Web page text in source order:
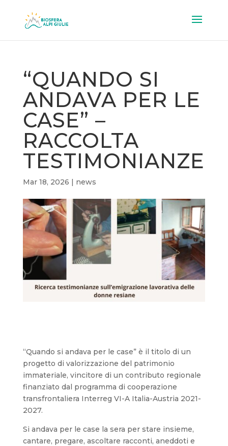
“QUANDO SI
ANDAVA PER LE
CASE” –
RACCOLTA
TESTIMONIANZE
Mar 18, 2026 | news
“Quando si andava per le case” è il titolo di un
progetto di valorizzazione del patrimonio
immateriale, vincitore di un contributo regionale
finanziato dal programma di cooperazione
transfrontaliera Interreg VI-A Italia-Austria 2021-
2027.
Si andava per le case la sera per stare insieme,
cantare, pregare, ascoltare racconti, aneddoti e